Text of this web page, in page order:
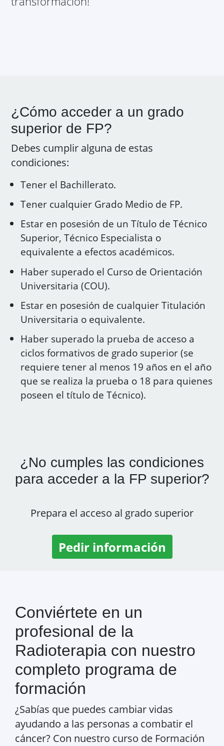
¿Cómo acceder a un grado
superior de FP?
Debes cumplir alguna de estas
condiciones:
Tener el Bachillerato.
Tener cualquier Grado Medio de FP.
Estar en posesión de un Título de Técnico
Superior, Técnico Especialista o
equivalente a efectos académicos.
Haber superado el Curso de Orientación
Universitaria (COU).
Estar en posesión de cualquier Titulación
Universitaria o equivalente.
Haber superado la prueba de acceso a
ciclos formativos de grado superior (se
requiere tener al menos 19 años en el año
que se realiza la prueba o 18 para quienes
poseen el título de Técnico).
¿No cumples las condiciones
para acceder a la FP superior?
Prepara el acceso al grado superior
Pedir información
Conviértete en un
profesional de la
Radioterapia con nuestro
completo programa de
formación
¿Sabías que puedes cambiar vidas
ayudando a las personas a combatir el
cáncer? Con nuestro curso de Formación